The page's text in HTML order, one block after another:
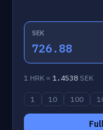
SEK
726.88
1 HRK = 1.4538 SEK
1 10 100